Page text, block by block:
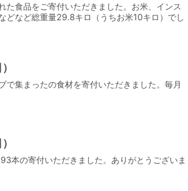
た食品をご寄付いただきました。お米、インス
どなど総重量29.8キロ（うちお米10キロ）でし
で集まったの食材を寄付いただきました。毎月
本の寄付いただきました。ありがとうございま